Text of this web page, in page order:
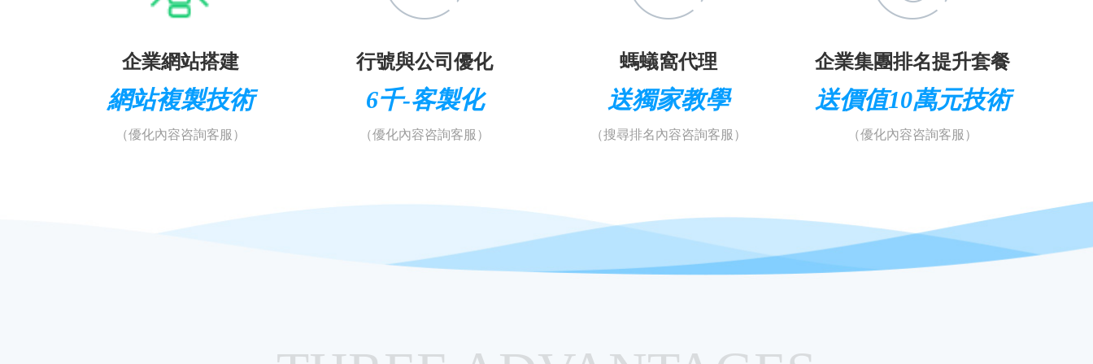
企業網站搭建
網站複製技術
（優化內容咨詢客服）
行號與公司優化
6千-客製化
（優化內容咨詢客服）
螞蟻窩代理
送獨家教學
（搜尋排名內容咨詢客服）
企業集團排名提升套餐
送價值10萬元技術
（優化內容咨詢客服）